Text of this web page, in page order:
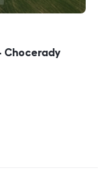
Chocerady